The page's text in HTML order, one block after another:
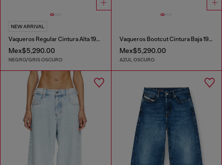
NEW ARRIVAL
Vaqueros Regular Cintura Alta 1981 D-Went
Mex$5,290.00
NEGRO/GRIS OSCURO
Vaqueros Bootcut Cintura Baja 1969 D-Ebbey
Mex$5,290.00
AZUL OSCURO